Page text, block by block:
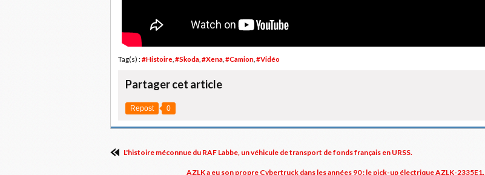
Tag(s) : #Histoire #Skoda #Xena #Camion #Vidéo
Partager cet article
Repost 0
L'histoire méconnue du RAF Labbe, un véhicule de transport de fonds français en URSS.
AZLK a eu son propre Cybertruck dans les années 90 : le pick-up électrique AZLK-2335E1.